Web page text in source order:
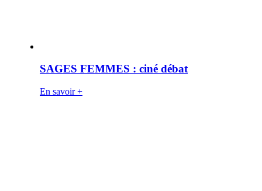
SAGES FEMMES : ciné débat
En savoir +